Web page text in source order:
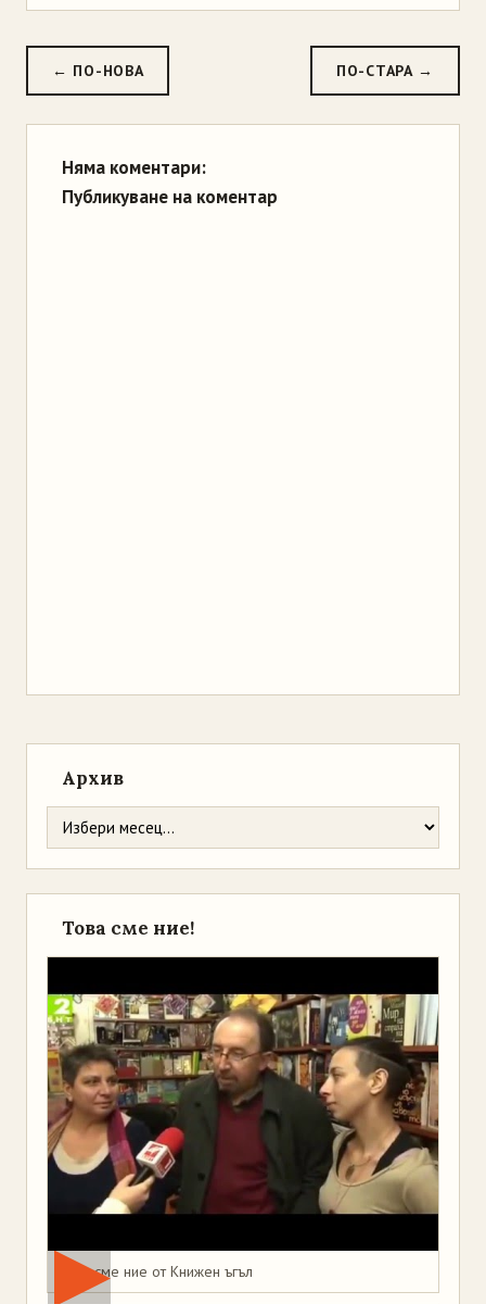
← ПО-НОВА ПО-СТАРА →
Няма коментари:
Публикуване на коментар
Архив
Това сме ние!
Това сме ние от Книжен ъгъл